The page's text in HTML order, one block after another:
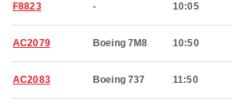
F8823 - 10:05
AC2079 Boeing 7M8 10:50
AC2083 Boeing 737 11:50